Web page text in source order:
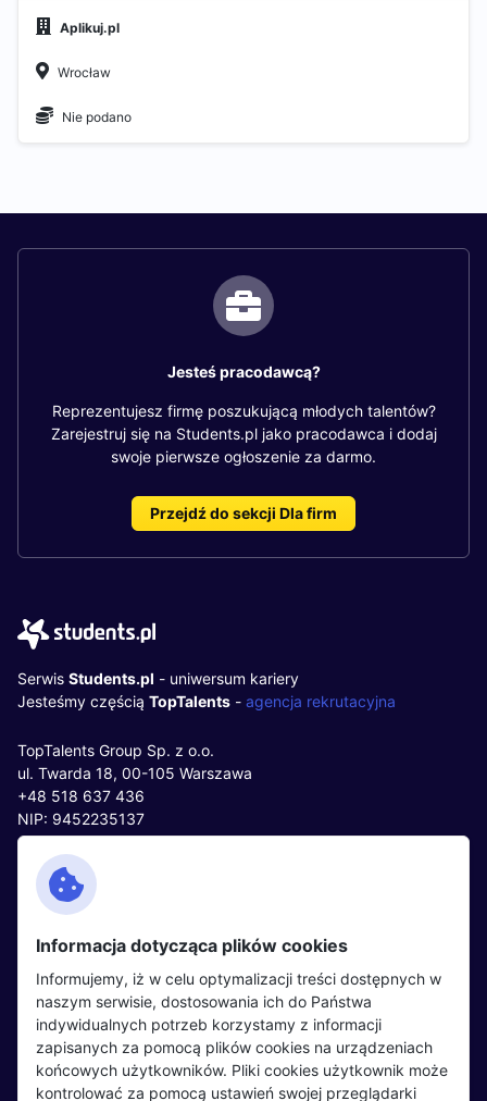
Aplikuj.pl
Wrocław
Nie podano
Jesteś pracodawcą?
Reprezentujesz firmę poszukującą młodych talentów?
Zarejestruj się na Students.pl jako pracodawca i dodaj
swoje pierwsze ogłoszenie za darmo.
Przejdź do sekcji Dla firm
Serwis Students.pl - uniwersum kariery
Jesteśmy częścią TopTalents - agencja rekrutacyjna
TopTalents Group Sp. z o.o.
ul. Twarda 18, 00-105 Warszawa
+48 518 637 436
NIP: 9452235137
Kontakt
Facebook
Twitter
LinkedIn
Partnerzy
Wydarzenia
Kandydaci Pracodawcy
Informacja dotycząca plików cookies
Informujemy, iż w celu optymalizacji treści dostępnych w
naszym serwisie, dostosowania ich do Państwa
indywidualnych potrzeb korzystamy z informacji
zapisanych za pomocą plików cookies na urządzeniach
końcowych użytkowników. Pliki cookies użytkownik może
kontrolować za pomocą ustawień swojej przeglądarki